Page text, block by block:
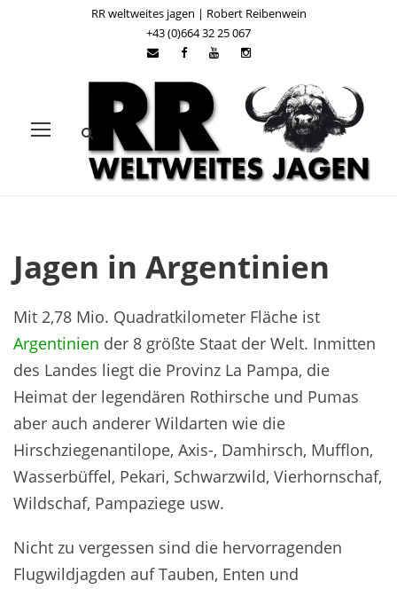
RR weltweites jagen | Robert Reibenwein
+43 (0)664 32 25 067
Jagen in Argentinien
Mit 2,78 Mio. Quadratkilometer Fläche ist
Argentinien der 8 größte Staat der Welt. Inmitten
des Landes liegt die Provinz La Pampa, die
Heimat der legendären Rothirsche und Pumas
aber auch anderer Wildarten wie die
Hirschziegenantilope, Axis-, Damhirsch, Mufflon,
Wasserbüffel, Pekari, Schwarzwild, Vierhornschaf,
Wildschaf, Pampaziege usw.
Nicht zu vergessen sind die hervorragenden
Flugwildjagden auf Tauben, Enten und